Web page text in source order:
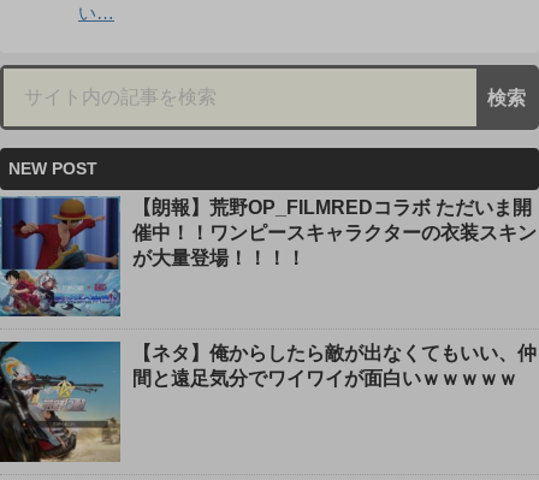
い…
NEW POST
【朗報】荒野OP_FILMREDコラボ ただいま開
催中！！ワンピースキャラクターの衣装スキン
が大量登場！！！！
【ネタ】俺からしたら敵が出なくてもいい、仲
間と遠足気分でワイワイが面白いｗｗｗｗｗ